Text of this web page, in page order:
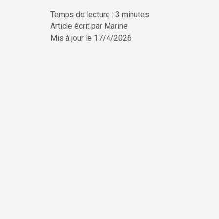
Temps de lecture : 3 minutes
Article écrit par Marine
Mis à jour le 17/4/2026